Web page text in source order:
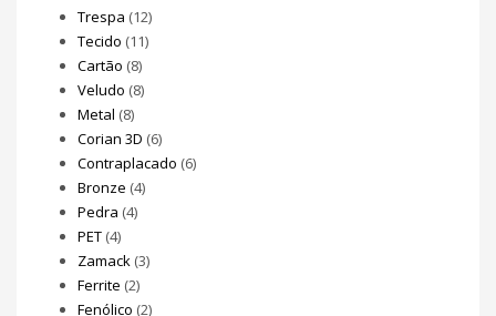
Trespa (12)
Tecido (11)
Cartão (8)
Veludo (8)
Metal (8)
Corian 3D (6)
Contraplacado (6)
Bronze (4)
Pedra (4)
PET (4)
Zamack (3)
Ferrite (2)
Fenólico (2)